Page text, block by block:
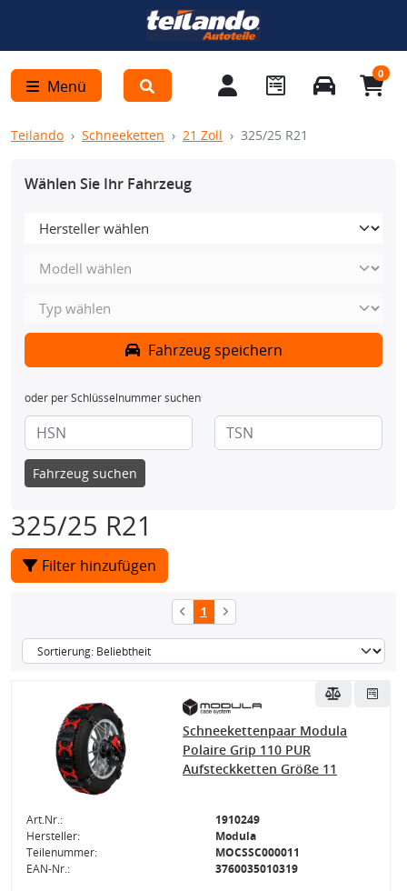
Menü
0
Teilando Schneeketten 21 Zoll 325/25 R21
Wählen Sie Ihr Fahrzeug
Fahrzeug speichern
oder per Schlüsselnummer suchen
Fahrzeug suchen
325/25 R21
Filter hinzufügen
1
Schneekettenpaar Modula
Polaire Grip 110 PUR
Aufsteckketten Größe 11
Art.Nr.:
1910249
Hersteller:
Modula
Teilenummer:
MOCSSC000011
EAN-Nr.:
3760035010319